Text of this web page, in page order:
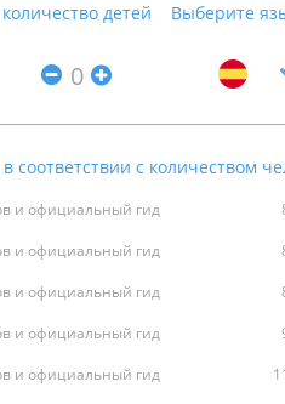
количество детей Выберите
с количеством
и официальный гид
и официальный гид
и официальный гид
и официальный гид
и официальный гид